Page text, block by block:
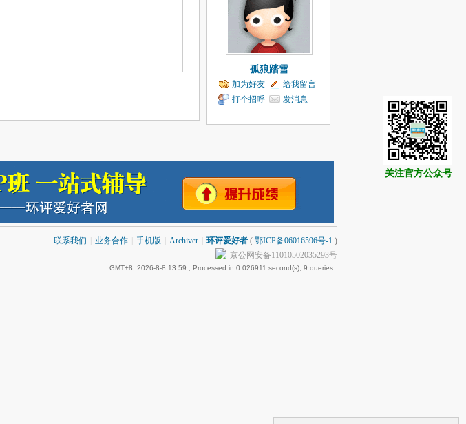
孤狼踏雪
加为好友
给我留言
打个招呼
发消息
联系我们 业务合作 手机版 Archiver 环评爱好者 ( 鄂ICP备06016596号-1 )
京公网安备11010502035293号
关注官方公众号
GMT+8, 2026-8-8 13:59 , Processed in 0.026911 second(s), 9 queries .